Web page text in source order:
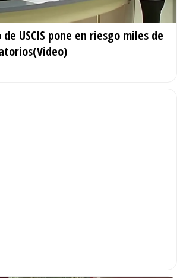
USCIS pone en riesgo miles de